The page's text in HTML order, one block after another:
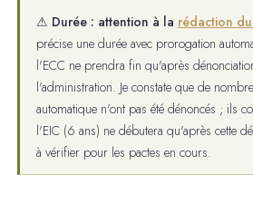
⚠ Durée : attention à la rédaction
précise une durée avec prorogation
l'ECC ne prendra fin qu'après
l'administration. Je constate que de
automatique n'ont pas été dénoncés ; ils
l'EIC (6 ans) ne débutera qu'après cette
à vérifier pour les pactes en cours.